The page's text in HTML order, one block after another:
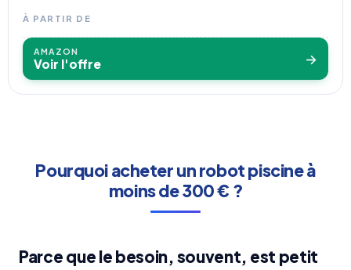
À PARTIR DE
AMAZON
Voir l'offre →
Pourquoi acheter un robot piscine à
moins de 300 € ?
Parce que le besoin, souvent, est petit